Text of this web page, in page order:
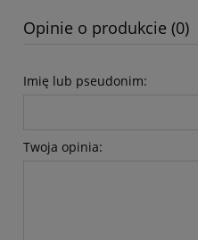
Opinie o produkcie (0)
Imię lub pseudonim:
Twoja opinia: